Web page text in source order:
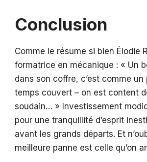
Conclusion
Comme le résume si bien Élodie
formatrice en mécanique : « Un
dans son coffre, c’est comme un
temps couvert – on est content
soudain… » Investissement
pour une tranquillité d’esprit
avant les grands départs. Et
meilleure panne est celle qu’on